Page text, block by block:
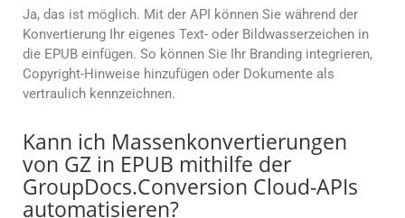
Ja, das ist möglich. Mit der API können Sie während der
Konvertierung Ihr eigenes Text- oder Bildwasserzeichen in
die EPUB einfügen. So können Sie Ihr Branding integrieren,
Copyright-Hinweise hinzufügen oder Dokumente als
vertraulich kennzeichnen.
Kann ich Massenkonvertierungen
von GZ in EPUB mithilfe der
GroupDocs.Conversion Cloud-APIs
automatisieren?